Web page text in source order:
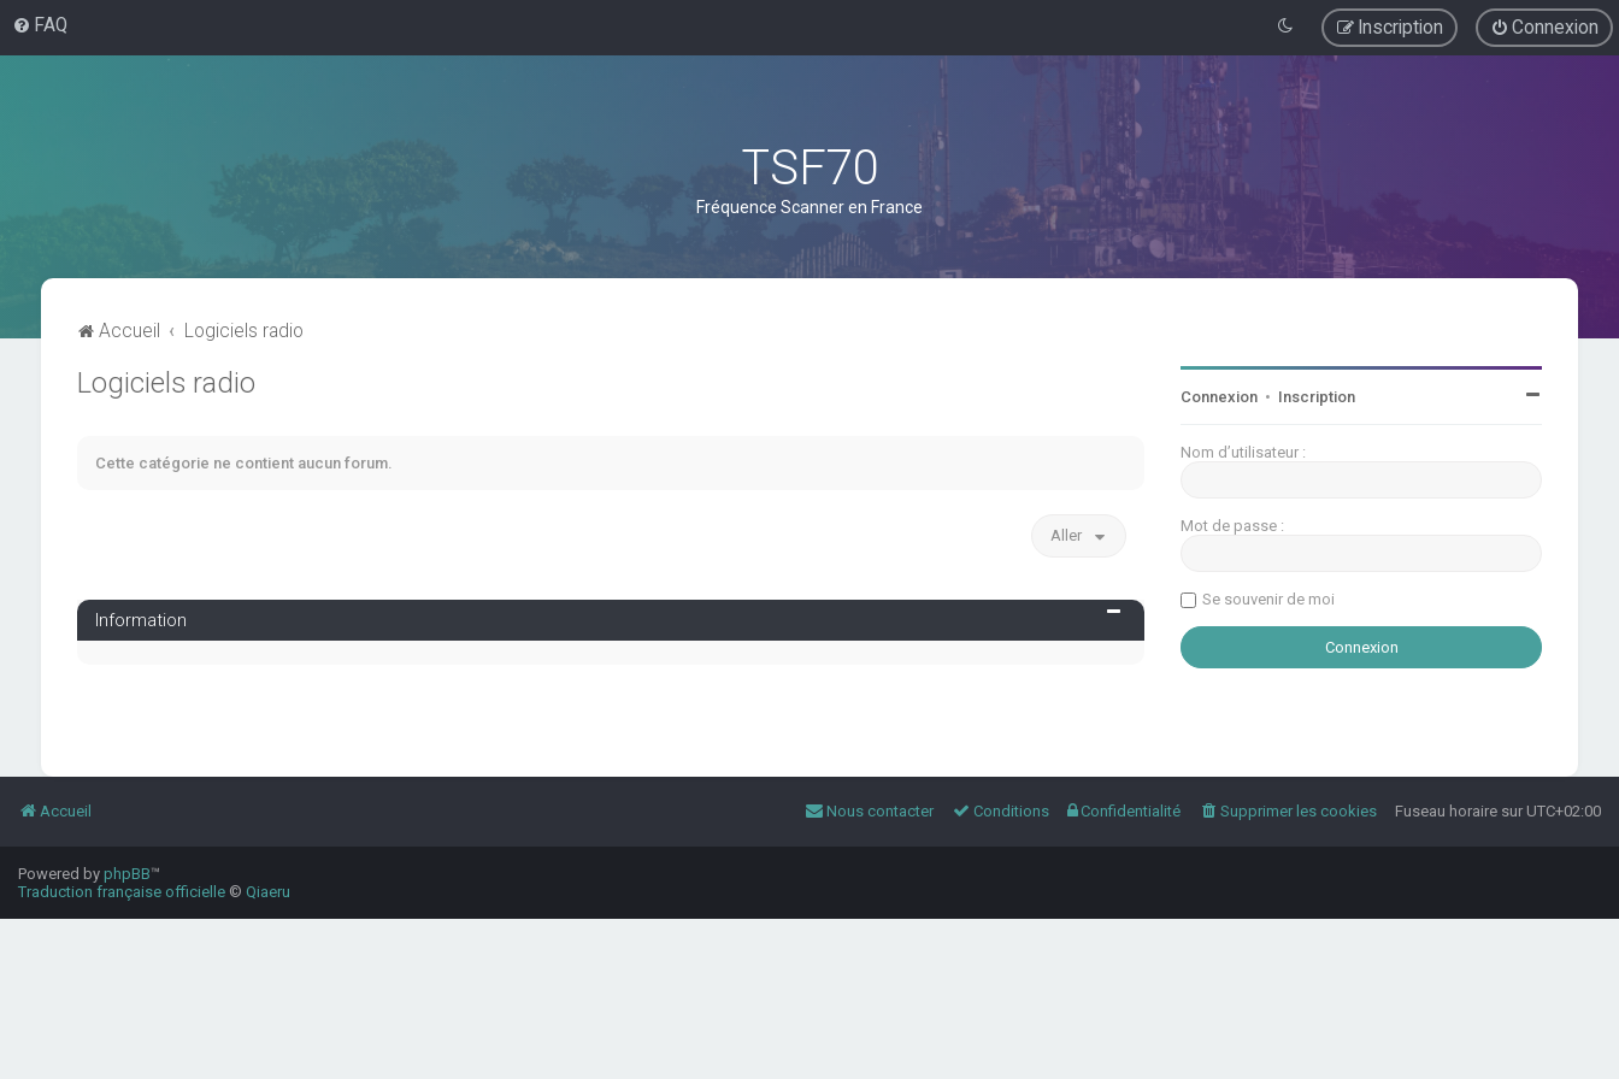
FAQ Connexion
Inscription
TSF70
Fréquence Scanner en France
Accueil Logiciels radio
Logiciels radio
Cette catégorie ne contient aucun forum.
Aller
Information
Connexion • Inscription
Nom d’utilisateur :
Mot de passe :
Se souvenir de moi
Accueil Fuseau horaire sur UTC+02:00
Supprimer les cookies
Confidentialité
Conditions
Nous contacter
Powered by phpBB™
Traduction française officielle © Qiaeru